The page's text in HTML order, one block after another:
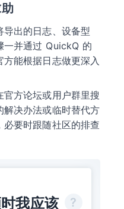
导出的日志、设备型
一并通过 QuickQ 的
能根据日志做更深入
官方论坛或用户群里搜
决办法或临时替代方
要时跟随社区的排查
我应该